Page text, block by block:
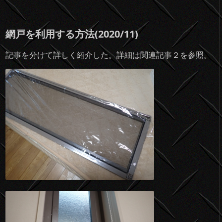
網戸を利用する方法(2020/11)
記事を分けて詳しく紹介した。詳細は関連記事２を参照。